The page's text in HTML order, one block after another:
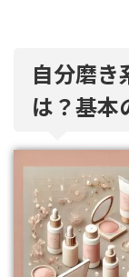
自分磨き
は？基本